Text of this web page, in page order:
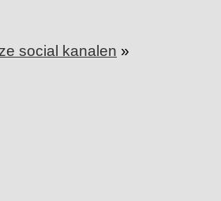
social kanalen »